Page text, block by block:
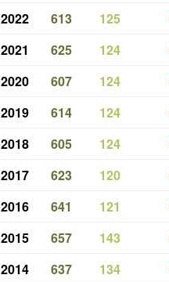
2022
613 125
2021
625 124
2020
607 124
2019
614 124
2018
605 124
2017
623 120
2016
641 121
2015
657 143
2014
637 134